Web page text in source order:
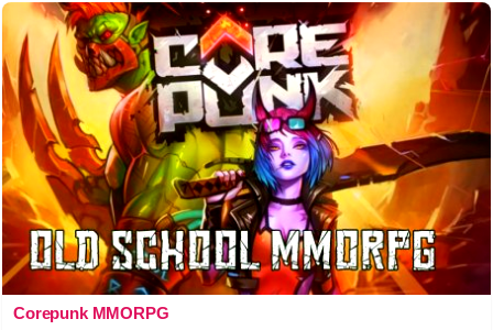
Corepunk MMORPG